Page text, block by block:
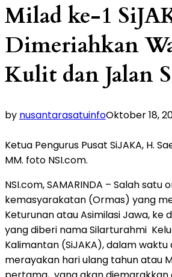
Milad ke-1
Dimeriahkan
Kulit dan Jalan
by nusantarasatuinfoOktober 18,
Ketua Pengurus Pusat SiJAKA, H.
MM. foto NSI.com.
NSI.com, SAMARINDA – Salah satu
kemasyarakatan (Ormas) yang
Keturunan atau Asimilasi Jawa, ke
yang diberi nama Silarturahmi
Kalimantan (SiJAKA), dalam waktu
merayakan hari ulang tahun atau